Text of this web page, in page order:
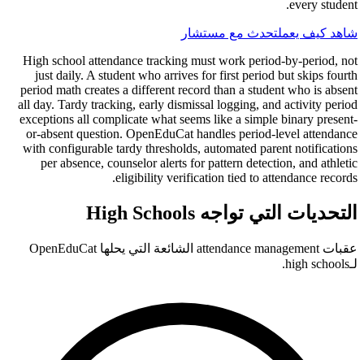
every student.
شاهد كيف يعملتحدث مع مستشار
High school attendance tracking must work period-by-period, not
just daily. A student who arrives for first period but skips fourth
period math creates a different record than a student who is absent
all day. Tardy tracking, early dismissal logging, and activity period
exceptions all complicate what seems like a simple binary present-
or-absent question. OpenEduCat handles period-level attendance
with configurable tardy thresholds, automated parent notifications
per absence, counselor alerts for pattern detection, and athletic
eligibility verification tied to attendance records.
التحديات التي تواجه High Schools
عقبات attendance management الشائعة التي يحلها OpenEduCat
لـhigh schools.